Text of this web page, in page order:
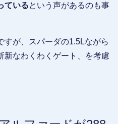
ているという声があるのも事
すが、スパーダの1.5Lながら
新なわくわくゲート、を考慮